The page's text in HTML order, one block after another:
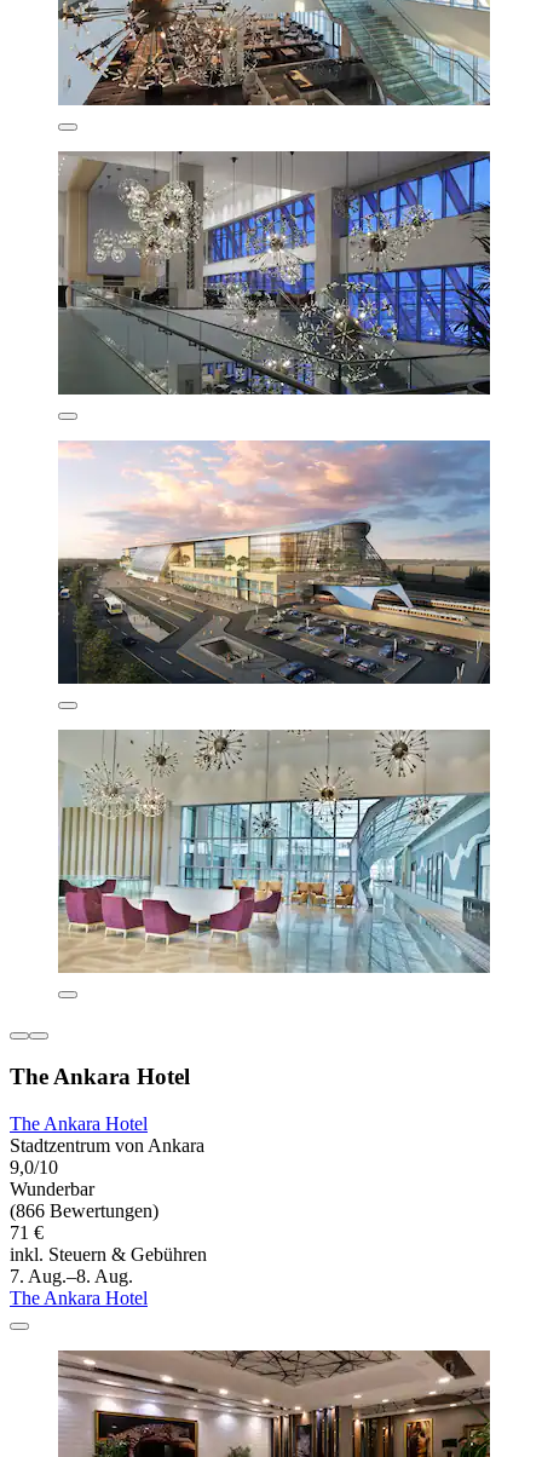
The Ankara Hotel
The Ankara Hotel
Stadtzentrum von Ankara
9,0/10
Wunderbar
(866 Bewertungen)
71 €
inkl. Steuern & Gebühren
7. Aug.–8. Aug.
The Ankara Hotel